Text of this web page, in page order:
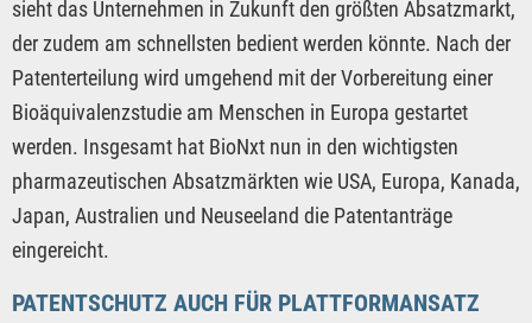
sieht das Unternehmen in Zukunft den größten Absatzmarkt,
der zudem am schnellsten bedient werden könnte. Nach der
Patenterteilung wird umgehend mit der Vorbereitung einer
Bioäquivalenzstudie am Menschen in Europa gestartet
werden. Insgesamt hat BioNxt nun in den wichtigsten
pharmazeutischen Absatzmärkten wie USA, Europa, Kanada,
Japan, Australien und Neuseeland die Patentanträge
eingereicht.
PATENTSCHUTZ AUCH FÜR PLATTFORMANSATZ